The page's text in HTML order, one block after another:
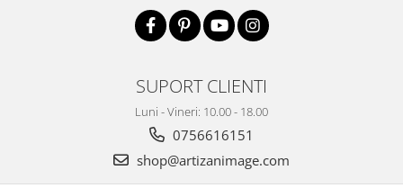
SUPORT CLIENTI
Luni - Vineri: 10.00 - 18.00
0756616151
shop@artizanimage.com